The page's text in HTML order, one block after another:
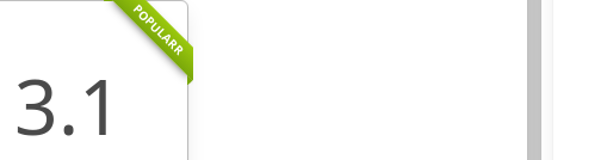
POPULARR
3.1